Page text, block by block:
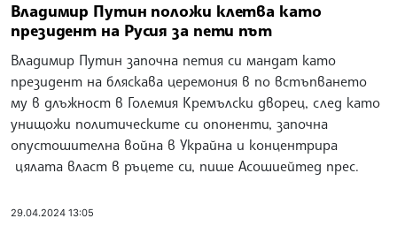
Владимир Путин положи клетва като
президент на Русия за пети път
Владимир Путин започна петия си мандат като
президент на бляскава церемония в по встъпването
му в длъжност в Големия Кремълски дворец, след като
унищожи политическите си опоненти, започна
опустошителна война в Украйна и концентрира
цялата власт в ръцете си, пише Асошиейтед прес.
29.04.2024 13:05